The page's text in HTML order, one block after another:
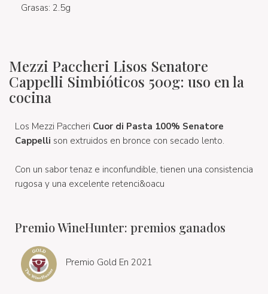
Grasas: 2.5g
Mezzi Paccheri Lisos Senatore
Cappelli Simbióticos 500g: uso en la
cocina
Los Mezzi Paccheri Cuor di Pasta 100% Senatore
Cappelli son extruidos en bronce con secado lento.
Con un sabor tenaz e inconfundible, tienen una consistencia
rugosa y una excelente retenci&oacu
Premio WineHunter: premios ganados
Premio Gold En 2021